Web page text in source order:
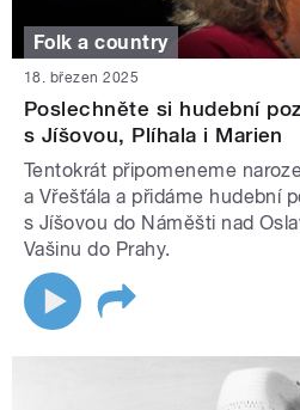
Folk a country
18. březen 2025
Poslechněte si hudební
s Jíšovou, Plíhala i Marien
Tentokrát připomeneme
a Vřešťála a přidáme hudební
s Jíšovou do Náměšti nad
Vašinu do Prahy.